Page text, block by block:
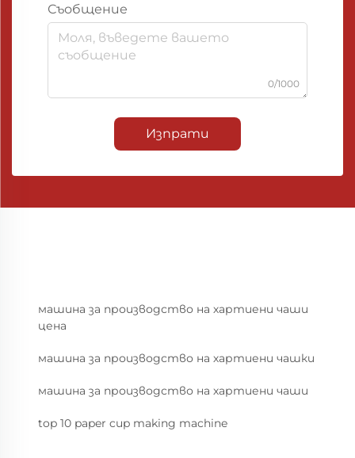
Съобщение
0/1000
Изпрати
машина за производство на хартиени чаши
цена
машина за производство на хартиени чашки
машина за производство на хартиени чаши
top 10 paper cup making machine